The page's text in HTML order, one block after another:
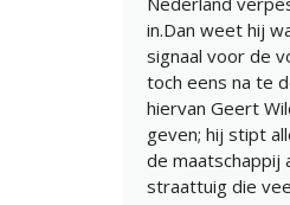
in.Dan weet hij
signaal voor de
toch eens na te
hiervan Geert
geven; hij stipt
de maatschappij
straattuig die